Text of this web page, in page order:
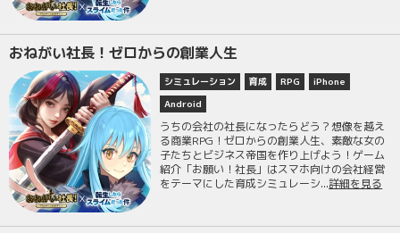
おねがい社長！ゼロからの創業人生
シミュレーション 育成 RPG
iPhone
Android
うちの会社の社長になったらどう？想像を越え
る商業RPG！ゼロからの創業人生、素敵な女の
子たちとビジネス帝国を作り上げよう！ゲーム
紹介「お願い！社長」はスマホ向けの会社経営
をテーマにした育成シミュレーシ...詳細を見る